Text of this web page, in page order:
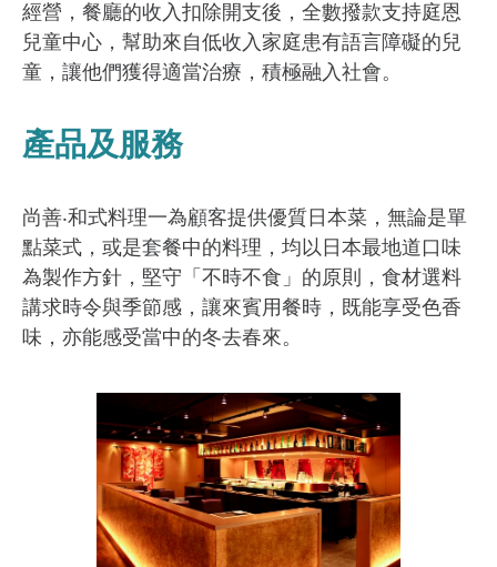
經營，餐廳的收入扣除開支後，全數撥款支持庭恩
兒童中心，幫助來自低收入家庭患有語言障礙的兒
童，讓他們獲得適當治療，積極融入社會。
產品及服務
尚善‧和式料理一為顧客提供優質日本菜，無論是單
點菜式，或是套餐中的料理，均以日本最地道口味
為製作方針，堅守「不時不食」的原則，食材選料
講求時令與季節感，讓來賓用餐時，既能享受色香
味，亦能感受當中的冬去春來。